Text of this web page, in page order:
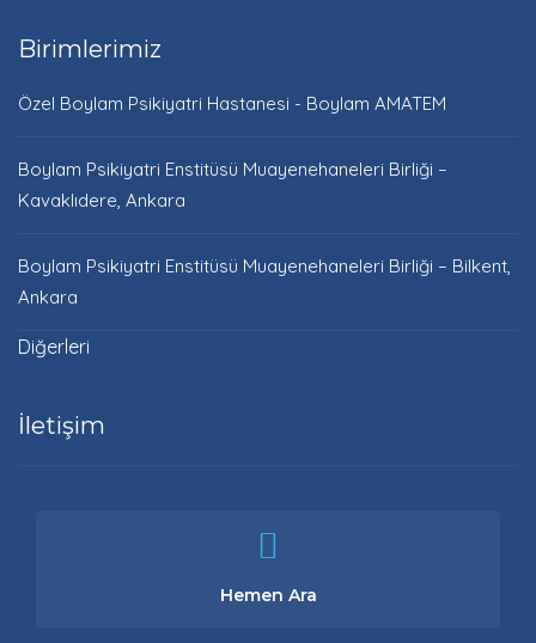
Birimlerimiz
Özel Boylam Psikiyatri Hastanesi - Boylam AMATEM
Boylam Psikiyatri Enstitüsü Muayenehaneleri Birliği –
Kavaklıdere, Ankara
Boylam Psikiyatri Enstitüsü Muayenehaneleri Birliği – Bilkent,
Ankara
Diğerleri
İletişim
Hemen Ara